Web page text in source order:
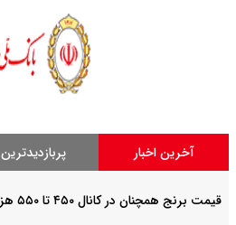
آخرین اخبار پربازدیدترین
قیمت برنج همچنان در کانال ۴۵۰ تا ۵۵۰ هزار تومان